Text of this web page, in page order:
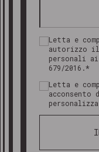
Letta e
autorizzo
personali ai
679/2016.*
Letta e